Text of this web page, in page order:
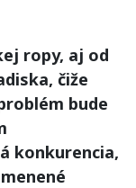
ropy, aj od
čiže
bude
konkurencia,